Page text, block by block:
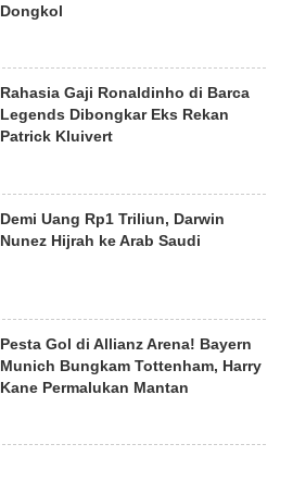
Dongkol
Rahasia Gaji Ronaldinho di Barca
Legends Dibongkar Eks Rekan
Patrick Kluivert
Demi Uang Rp1 Triliun, Darwin
Nunez Hijrah ke Arab Saudi
Pesta Gol di Allianz Arena! Bayern
Munich Bungkam Tottenham, Harry
Kane Permalukan Mantan